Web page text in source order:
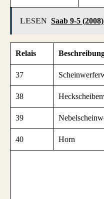
LESEN Saab 9-5
Relais
37
38
39
40 Horn